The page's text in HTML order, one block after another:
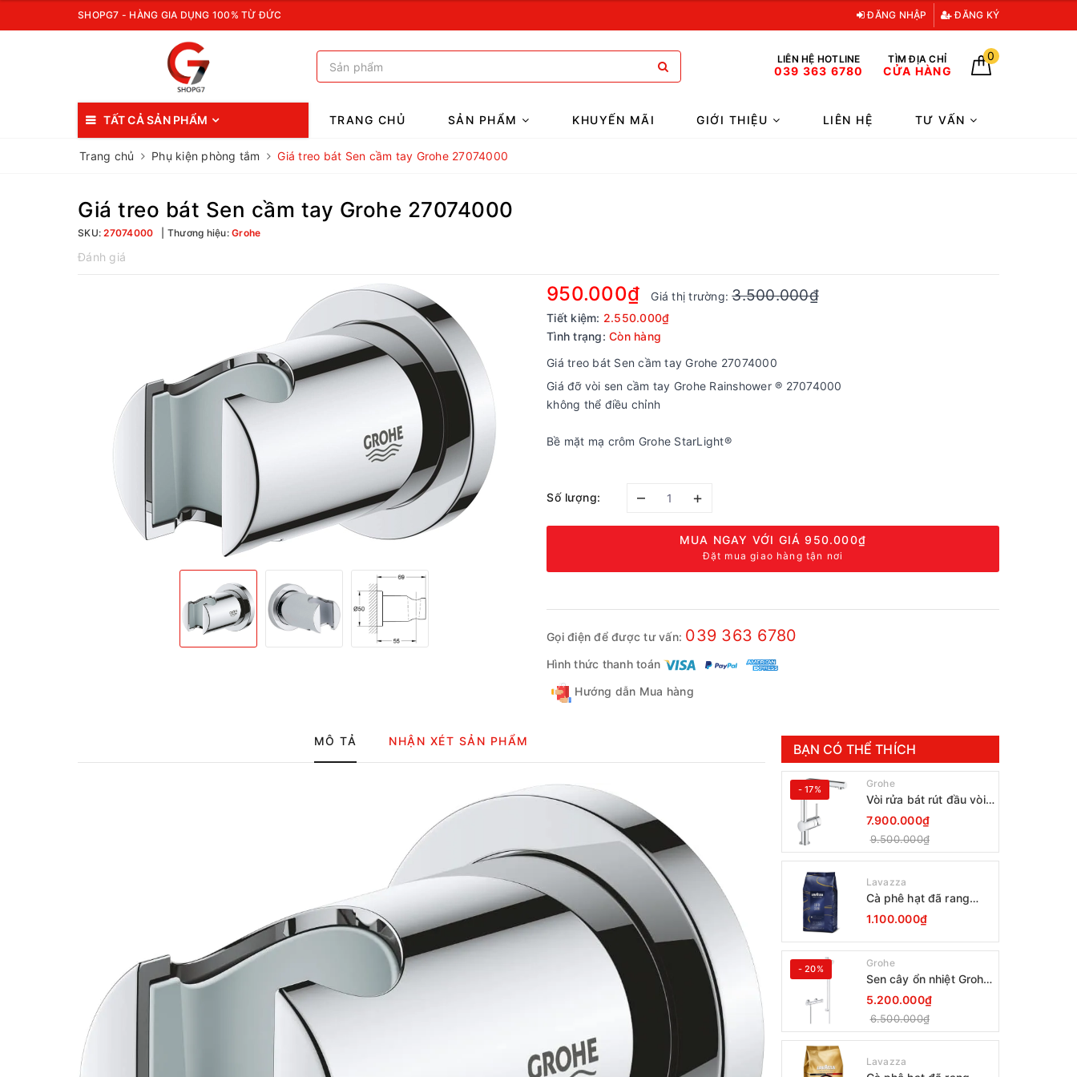
SHOPG7 - HÀNG GIA DỤNG 100% TỪ ĐỨC ĐĂNG NHẬP ĐĂNG KÝ
LIÊN HỆ HOTLINE
039 363 6780
TÌM ĐỊA CHỈ
CỬA HÀNG
0
TẤT CẢ SẢN PHẨM TRANG CHỦ SẢN PHẨM KHUYẾN MÃI GIỚI THIỆU LIÊN HỆ TƯ VẤN
Trang chủ Phụ kiện phòng tắm Giá treo bát Sen cầm tay Grohe 27074000
Giá treo bát Sen cầm tay Grohe 27074000
SKU:27074000 Thương hiệu: Grohe
Đánh giá
950.000₫ Giá thị trường:3.500.000₫
Tiết kiệm: 2.550.000₫
Tình trạng: Còn hàng
Giá treo bát Sen cầm tay Grohe 27074000
Giá đỡ vòi sen cầm tay Grohe Rainshower ® 27074000
không thể điều chỉnh
Bề mặt mạ crôm Grohe StarLight®
Số lượng: – +
MUA NGAY VỚI GIÁ 950.000₫
Đặt mua giao hàng tận nơi
Gọi điện để được tư vấn: 039 363 6780
Hình thức thanh toán
Hướng dẫn Mua hàng
MÔ TẢ NHẬN XÉT SẢN PHẨM
BẠN CÓ THỂ THÍCH
- 17% Grohe
Vòi rửa bát rút đầu vòi
Grohe Minta 30274000
7.900.000₫
9.500.000₫
Lavazza
Cà phê hạt đã rang
Lavazza Coffee
Espresso Super Crema
1000g Date 12-2027
1.100.000₫
- 20% Grohe
Sen cây ổn nhiệt Grohe
Grohtherm 800
34566001
5.200.000₫
6.500.000₫
Lavazza